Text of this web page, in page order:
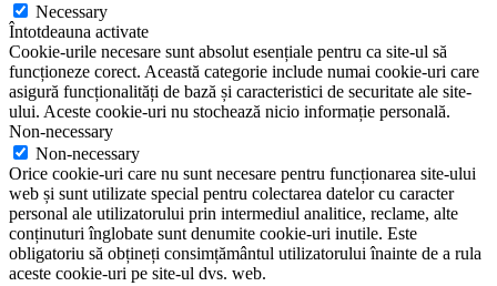
Necessary
Întotdeauna activate
Cookie-urile necesare sunt absolut esențiale pentru ca site-ul să
funcționeze corect. Această categorie include numai cookie-uri care
asigură funcționalități de bază și caracteristici de securitate ale site-
ului. Aceste cookie-uri nu stochează nicio informație personală.
Non-necessary
Non-necessary
Orice cookie-uri care nu sunt necesare pentru funcționarea site-ului
web și sunt utilizate special pentru colectarea datelor cu caracter
personal ale utilizatorului prin intermediul analitice, reclame, alte
conținuturi înglobate sunt denumite cookie-uri inutile. Este
obligatoriu să obțineți consimțământul utilizatorului înainte de a rula
aceste cookie-uri pe site-ul dvs. web.